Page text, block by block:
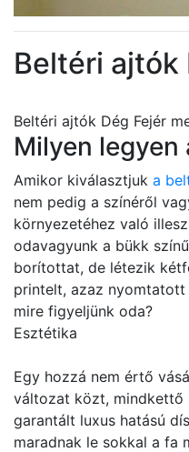
Beltéri ajtók
Beltéri ajtók Dég Fejér
Milyen
Amikor kiválasztjuk a
nem pedig a színéről
környezetéhez való
odavagyunk a bükk színű
borítottat, de létezik
printelt, azaz nyomtatott
mire figyeljünk oda?
Esztétika
Egy hozzá nem értő
változat közt, mindkettő
garantált luxus hatású
maradnak le sokkal a fa